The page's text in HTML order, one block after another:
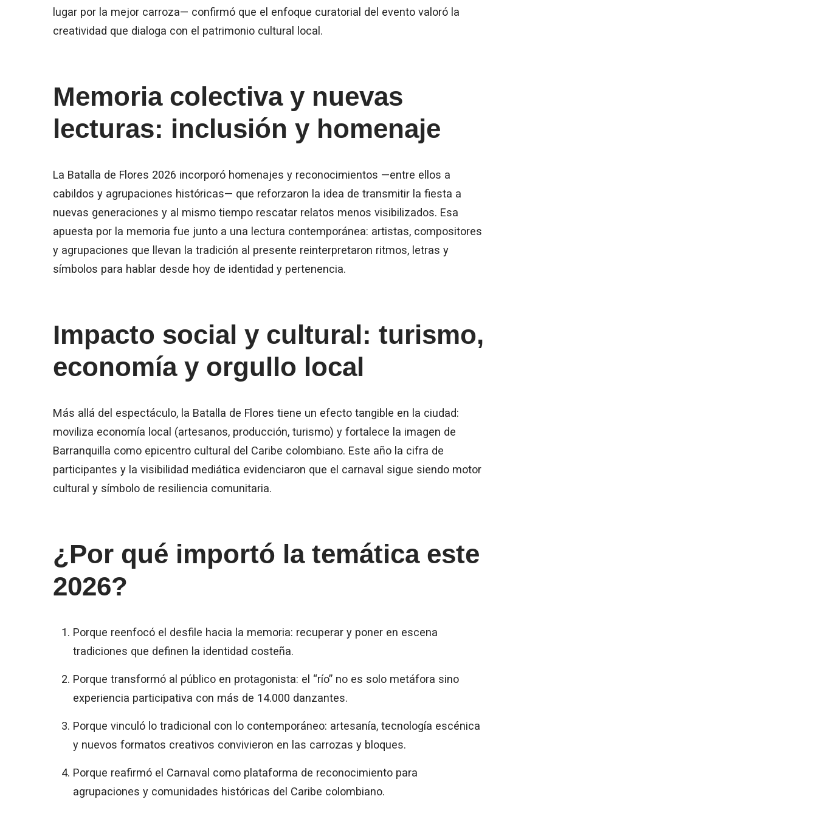
lugar por la mejor carroza— confirmó que el enfoque curatorial del evento valoró la
creatividad que dialoga con el patrimonio cultural local.
Memoria colectiva y nuevas
lecturas: inclusión y homenaje
La Batalla de Flores 2026 incorporó homenajes y reconocimientos —entre ellos a
cabildos y agrupaciones históricas— que reforzaron la idea de transmitir la fiesta a
nuevas generaciones y al mismo tiempo rescatar relatos menos visibilizados. Esa
apuesta por la memoria fue junto a una lectura contemporánea: artistas, compositores
y agrupaciones que llevan la tradición al presente reinterpretaron ritmos, letras y
símbolos para hablar desde hoy de identidad y pertenencia.
Impacto social y cultural: turismo,
economía y orgullo local
Más allá del espectáculo, la Batalla de Flores tiene un efecto tangible en la ciudad:
moviliza economía local (artesanos, producción, turismo) y fortalece la imagen de
Barranquilla como epicentro cultural del Caribe colombiano. Este año la cifra de
participantes y la visibilidad mediática evidenciaron que el carnaval sigue siendo motor
cultural y símbolo de resiliencia comunitaria.
¿Por qué importó la temática este
2026?
Porque reenfocó el desfile hacia la memoria: recuperar y poner en escena
tradiciones que definen la identidad costeña.
Porque transformó al público en protagonista: el “río” no es solo metáfora sino
experiencia participativa con más de 14.000 danzantes.
Porque vinculó lo tradicional con lo contemporáneo: artesanía, tecnología escénica
y nuevos formatos creativos convivieron en las carrozas y bloques.
Porque reafirmó el Carnaval como plataforma de reconocimiento para
agrupaciones y comunidades históricas del Caribe colombiano.